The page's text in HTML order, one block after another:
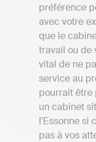
préférence
avec votre
que le
travail ou de
vital de ne
service au
pourrait être
un cabinet
l'Essonne si
pas à vos